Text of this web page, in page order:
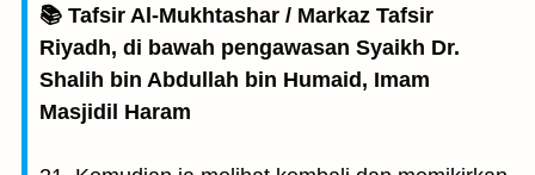
📚 Tafsir Al-Mukhtashar / Markaz Tafsir
Riyadh, di bawah pengawasan Syaikh Dr.
Shalih bin Abdullah bin Humaid, Imam
Masjidil Haram